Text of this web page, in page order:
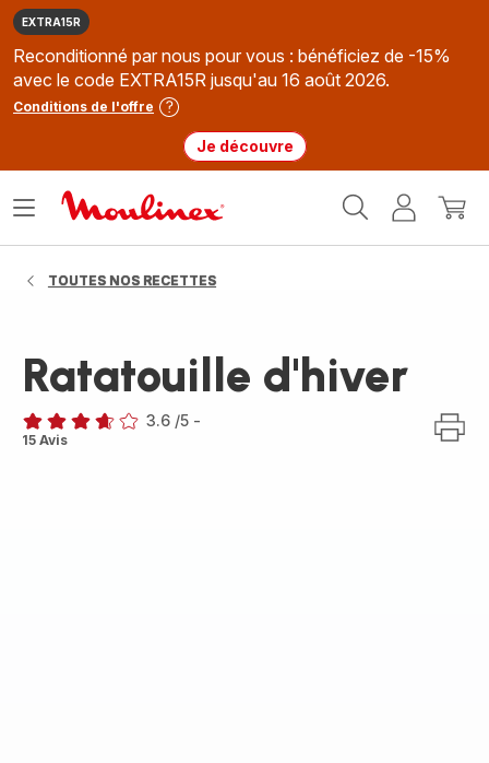
EXTRA15R
Reconditionné par nous pour vous : bénéficiez de -15%
avec le code EXTRA15R jusqu'au 16 août 2026.
Conditions de l'offre
Je découvre
MonMon
Ouvrir
TOUTES NOS RECETTES
Ratatouille d'hiver
ratings.3.6
3.6 /5 -
15 Avis